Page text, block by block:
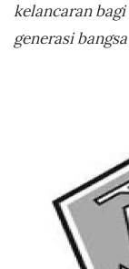
kelancaran
generasi bangsa